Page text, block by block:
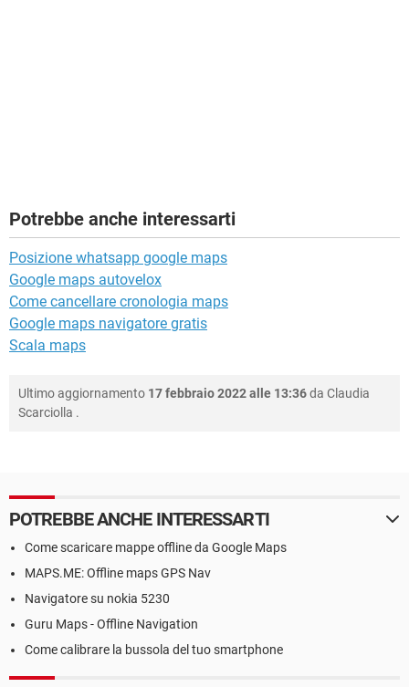
Potrebbe anche interessarti
Posizione whatsapp google maps
Google maps autovelox
Come cancellare cronologia maps
Google maps navigatore gratis
Scala maps
Ultimo aggiornamento 17 febbraio 2022 alle 13:36da Claudia
Scarciolla .
POTREBBE ANCHE INTERESSARTI
Come scaricare mappe offline da Google Maps
MAPS.ME: Offline maps GPS Nav
Navigatore su nokia 5230
Guru Maps - Offline Navigation
Come calibrare la bussola del tuo smartphone